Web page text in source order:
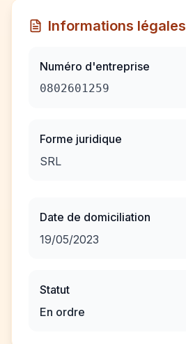
Informations légales
Numéro d'entreprise
0802601259
Forme juridique
SRL
Date de domiciliation
19/05/2023
Statut
En ordre